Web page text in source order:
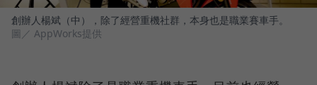
創辦人楊斌（中），除了經營重機社群，本身也是職業賽車手。
圖／ AppWorks提供